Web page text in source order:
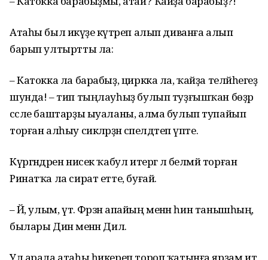
Атаһы был икәүҙе күтәреп алып диванға алып
барып ултыртты ла:
– Катокка ла барабыҙ, циркка ла, ҡайҙа теләйһегеҙ
шунда! – тип тыңлауһыҙ булып туҙғышҡан бөҙрә
сәсле баштарҙы ыуаланы, алма булып тупайып
торған алһыу сикәләрҙән сәпелдәтеп үпте.
Күргәндәрен нисек ҡабул итергә лә белмәй торған
Ринатҡа ла сират етте, буғай.
– Йә, улым, үт. Фәрзәнә апайың менән һин танышһың, ә
былары Динә менән Дилә.